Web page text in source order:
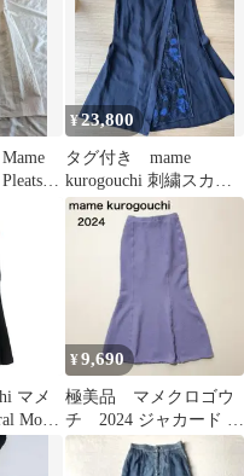
¥23,800
タグ付き mame
kurogouchi 刺繍スカー
ト サイズ2
マメ
Motif
繍ス
¥9,690
極美品 マメクロゴウ
チ 2024 ジャカード ス
カート マーメイド